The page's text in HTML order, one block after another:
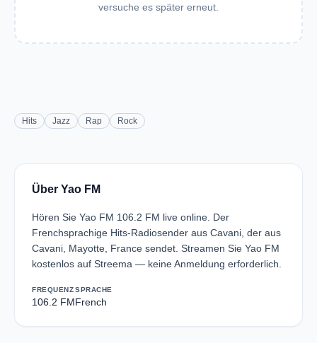
versuche es später erneut.
Hits Jazz Rap Rock
Über Yao FM
Hören Sie Yao FM 106.2 FM live online. Der
Frenchsprachige Hits-Radiosender aus Cavani, der aus
Cavani, Mayotte, France sendet. Streamen Sie Yao FM
kostenlos auf Streema — keine Anmeldung erforderlich.
FREQUENZ
106.2 FM
SPRACHE
French